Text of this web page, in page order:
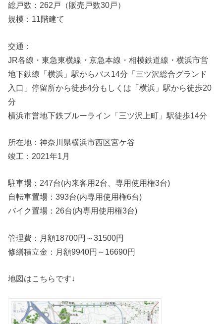
総戸数：262戸（販売戸数30戸）
規模：11階建て
交通：
JR各線・東急東横線・京急本線・相模鉄道線・横浜市営
地下鉄線「横浜」駅からバス14分「三ツ沢総合グランド
入口」停留所から徒歩4分もしくは「横浜」駅から徒歩20
分
横浜市営地下鉄ブルーライン「三ツ沢上町」駅徒歩14分
所在地：神奈川県横浜市西区宮ケ谷
竣工：2021年1月
駐車場：247台(内来客用2台、専用使用権3台)
自転車置場：393台(内専用使用権6台)
バイク置場：26台(内専用使用権3台)
管理費：月額18700円～31500円
修繕積立金：月額9940円～16690円
地図はこちらです↓